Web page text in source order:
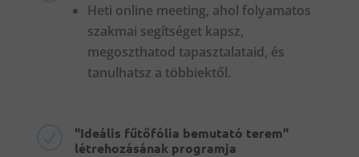
Heti online meeting, ahol folyamatos
szakmai segítséget kapsz,
megoszthatod tapasztalataid, és
tanulhatsz a többiektől.
"Ideális fűtőfólia bemutató terem"
létrehozásának programja